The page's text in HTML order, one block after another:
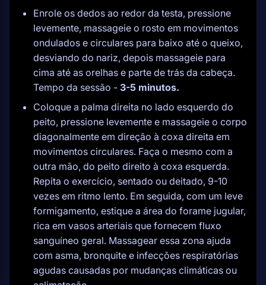
Enrole os dedos ao redor da testa, pressione
levemente, massageie o rosto em movimentos
ondulados e circulares para baixo até o queixo,
desviando do nariz, depois massageie para
cima até as orelhas e parte de trás da cabeça.
Tempo da sessão - 3-5 minutos.
Coloque a palma direita no lado esquerdo do
peito, pressione levemente e massageie o corpo
diagonalmente em direção à coxa direita em
movimentos circulares. Faça o mesmo com a
outra mão, do peito direito à coxa esquerda.
Repita o exercício, sentado ou deitado, 9-10
vezes em ritmo lento. Em seguida, com um leve
formigamento, estique a área do forame jugular,
rica em vasos arteriais que fornecem fluxo
sanguíneo geral. Massagear essa zona ajuda
com asma, bronquite e infecções respiratórias
agudas causadas por mudanças climáticas ou